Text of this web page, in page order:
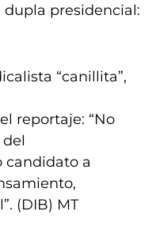
presidencial:
“canillita”,
reportaje: “No
candidato a
(DIB) MT